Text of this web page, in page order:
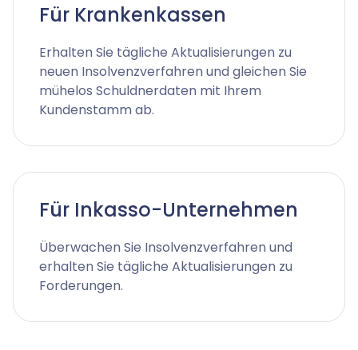
Für Krankenkassen
Erhalten Sie tägliche Aktualisierungen zu
neuen Insolvenzverfahren und gleichen Sie
mühelos Schuldnerdaten mit Ihrem
Kundenstamm ab.
Für Inkasso-Unternehmen
Überwachen Sie Insolvenzverfahren und
erhalten Sie tägliche Aktualisierungen zu
Forderungen.